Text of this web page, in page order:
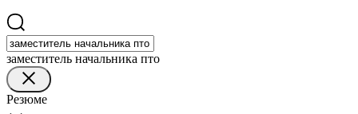
заместитель начальника пто
Резюме